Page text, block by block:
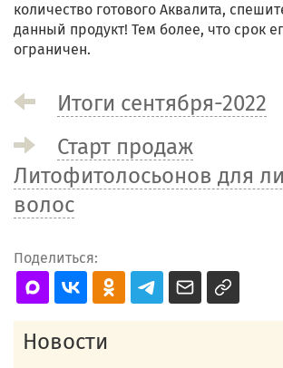
количество готового Аквалита,
данный продукт! Тем более, что срок
ограничен.
Итоги сентября-2022
Старт продаж
Литофитолосьонов для
волос
Поделиться:
Новости